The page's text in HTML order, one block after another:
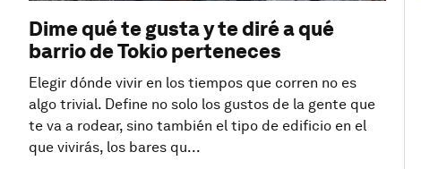
Dime qué te gusta y te diré a qué
barrio de Tokio perteneces
Elegir dónde vivir en los tiempos que corren no es
algo trivial. Define no solo los gustos de la gente que
te va a rodear, sino también el tipo de edificio en el
que vivirás, los bares qu...